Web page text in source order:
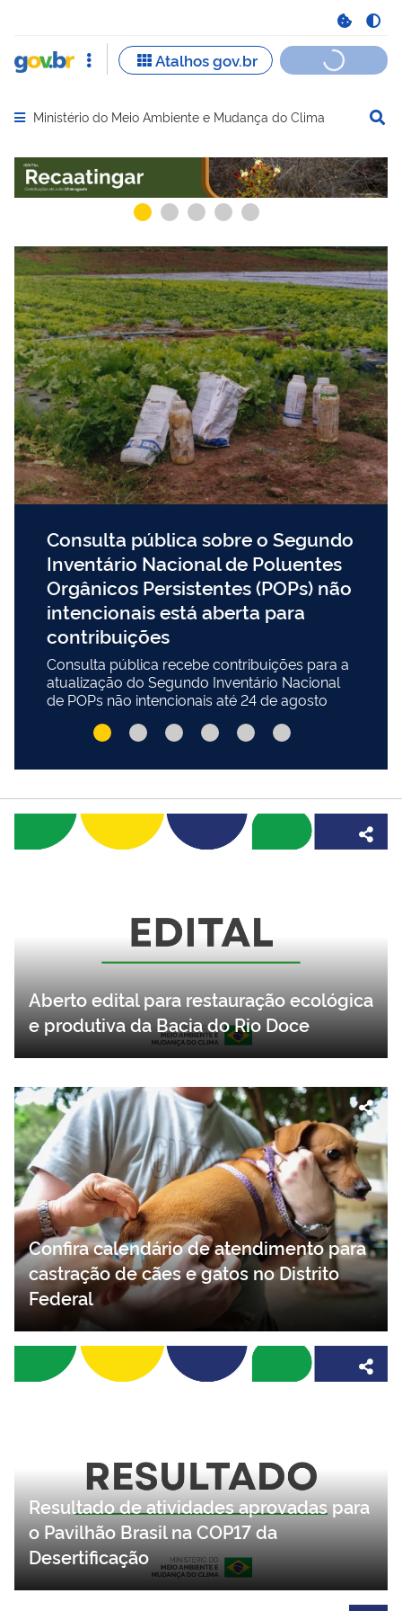
Abrir menu principal de navegação
Ministério do Meio Ambiente e Mudança do Clima
Serviços recomendados para você Serviços
Consulta pública sobre o Segundo
Inventário Nacional de Poluentes
Orgânicos Persistentes (POPs) não
intencionais está aberta para
contribuições
Consulta pública recebe contribuições para a
atualização do Segundo Inventário Nacional
de POPs não intencionais até 24 de agosto
Aberto edital para restauração ecológica
e produtiva da Bacia do Rio Doce
Confira calendário de atendimento para
castração de cães e gatos no Distrito
Federal
Resultado de atividades aprovadas para
o Pavilhão Brasil na COP17 da
Desertificação